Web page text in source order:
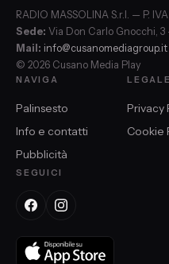
RADIO MASSOLINA S.r.l. — P.
Sede: Via Don Carlo Gnocchi, 3
Mail: info@cusanomediagroup.it
© 2026 Cusano Media Play
NAVIGA
Palinsesto
Info e contatti
Pubblicità
LEGALE
Privacy
Cookie
SEGUICI